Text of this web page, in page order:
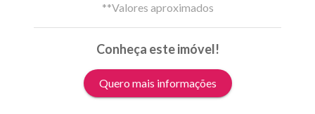
**Valores aproximados
Conheça este imóvel!
Quero mais informações